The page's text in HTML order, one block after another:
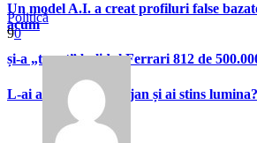
Un model A.I. a creat profiluri false
acum
și-a „tunat” bolidul Ferrari 812 de
L-ai ascultat pe Bolojan și ai stins
Politică
90